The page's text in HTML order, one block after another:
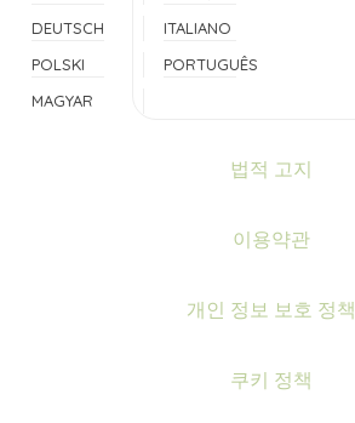
DEUTSCH
ITALIANO
POLSKI
PORTUGUÊS
MAGYAR
법적 고지
이용약관
개인 정보 보호 정책
쿠키 정책